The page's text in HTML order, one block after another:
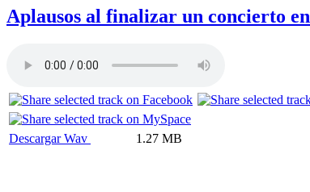
Aplausos al finalizar un concierto
Descargar Wav 1.27 MB